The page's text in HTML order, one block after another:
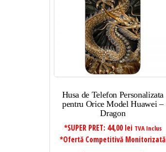
Husa de Telefon Personalizata
pentru Orice Model Huawei –
Dragon
*SUPER PRET: 44,00 lei TVA Inclus
*Ofertă Competitivă Monitorizată